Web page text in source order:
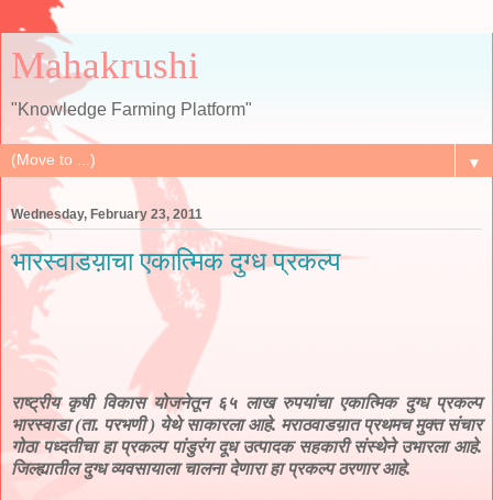
Mahakrushi
"Knowledge Farming Platform"
▼
Wednesday, February 23, 2011
भारस्वाडय़ाचा एकात्मिक दुग्ध प्रकल्प
राष्ट्रीय कृषी विकास योजनेतून ६५ लाख रुपयांचा एकात्मिक दुग्ध प्रकल्प
भारस्वाडा (ता. परभणी ) येथे साकारला आहे. मराठवाडय़ात प्रथमच मुक्त संचार
गोठा पध्दतीचा हा प्रकल्प पांडुरंग दूध उत्पादक सहकारी संस्थेने उभारला आहे.
जिल्ह्यातील दुग्ध व्यवसायाला चालना देणारा हा प्रकल्प ठरणार आहे.